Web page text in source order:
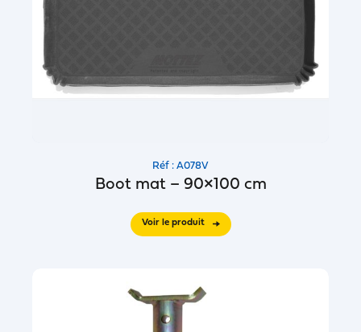
Réf : A078V
Boot mat – 90×100 cm
Voir le produit